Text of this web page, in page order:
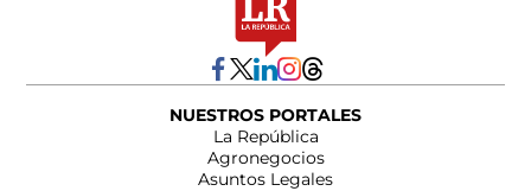
NUESTROS PORTALES
La República
Agronegocios
Asuntos Legales